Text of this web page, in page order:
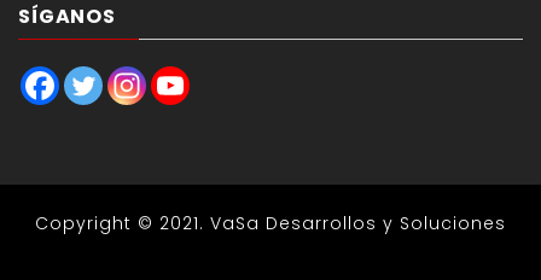
SÍGANOS
Copyright © 2021. VaSa Desarrollos y Soluciones